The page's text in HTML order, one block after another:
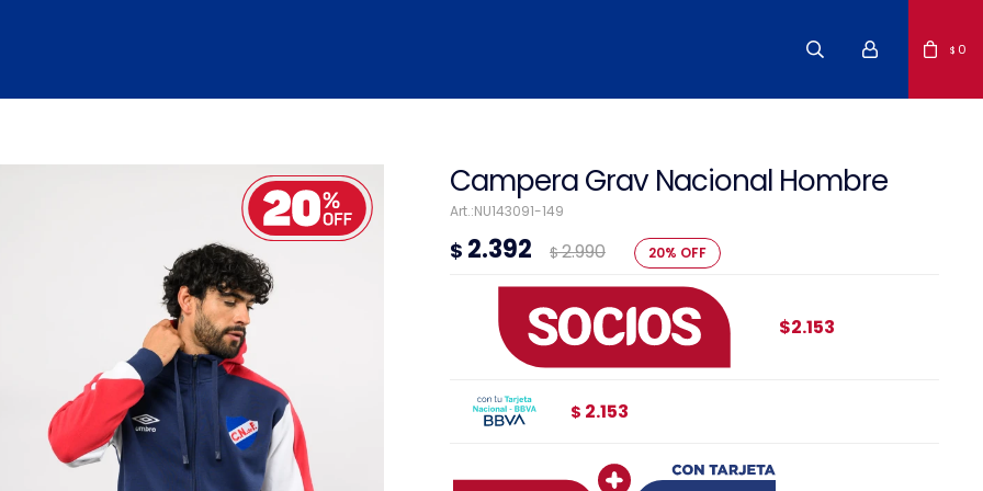
$ 0
Campera Grav Nacional Hombre
NU143091-149
$ 2.392 $2.990 20
$2.153
$ 2.153